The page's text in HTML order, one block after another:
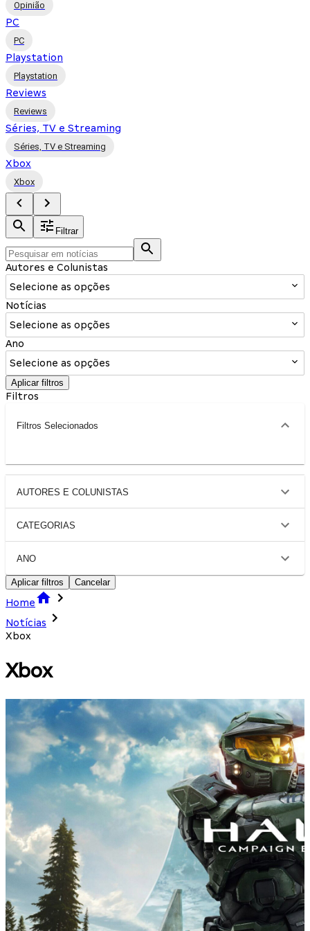
Opinião
PC
PC
Playstation
Playstation
Reviews
Reviews
Séries, TV e Streaming
Séries, TV e Streaming
Xbox
Xbox
Filtrar
Autores e Colunistas
Selecione as opções
Notícias
Selecione as opções
Ano
Selecione as opções
Aplicar filtros
Filtros
Filtros Selecionados
AUTORES E COLUNISTAS
CATEGORIAS
ANO
Aplicar filtros Cancelar
Home
Notícias
Xbox
Xbox